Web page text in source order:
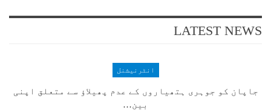
LATEST NEWS
انٹرنیشنل
جاپان کو جوہری ہتھیاروں کے عدم پھیلاؤ سے متعلق اپنی
بین…